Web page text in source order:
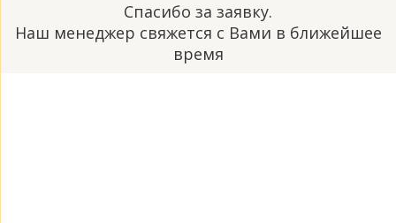
Спасибо за заявку.
Наш менеджер свяжется с Вами в ближейшее
время